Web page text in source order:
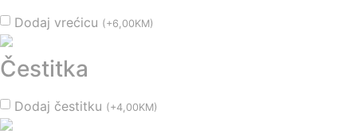
Dodaj vrećicu (+6,00KM)
Čestitka
Dodaj čestitku (+4,00KM)